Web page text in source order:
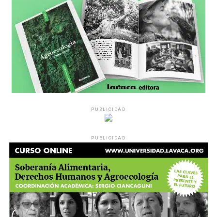
Década perdida: Marta Montero,
mamá de Lucía Pérez
“Estamos como el día 1”. La frase de la madre de la joven
asesinada en 2016 remite a aquel año: cuando
denunciaron que dos narcofemicidas habían abusado y
asesinado a su hija, hasta hoy, dos juicios después, pues la
pregunta», comparte Gonzalo, de 41 años.
PUBLICIDAD
PUBLICIDAD